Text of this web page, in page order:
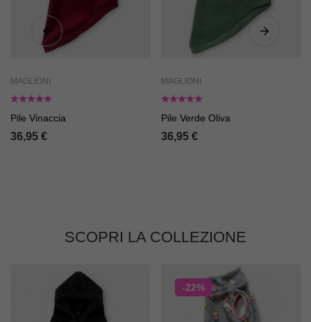
MAGLIONI
Pile Vinaccia
36,95 €
MAGLIONI
Pile Verde Oliva
36,95 €
SCOPRI LA COLLEZIONE
-22%